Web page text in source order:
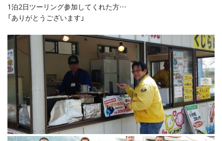
1泊2日ツーリング参加してくれた方…
「ありがとうございます」